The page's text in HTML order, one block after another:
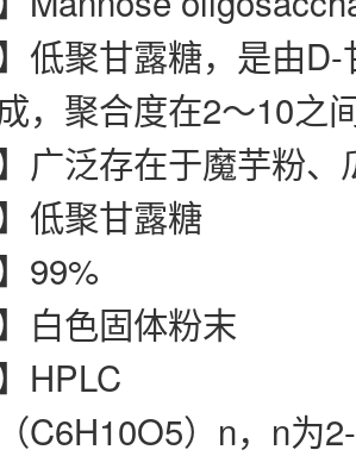
】低聚甘露糖，是由
，聚合度在2～10之
】广泛存在于魔芋粉
低聚甘露糖
99%
白色固体粉末
HPLC
C6H10O5）n，n为